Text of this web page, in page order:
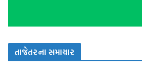
તાજેતરના સમાચાર